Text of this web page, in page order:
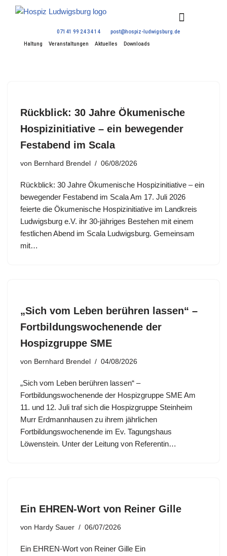
07141 99 24 34 14 post@hospiz-ludwigsburg.de
Haltung Veranstaltungen Aktuelles Downloads
Rückblick: 30 Jahre Ökumenische
Hospizinitiative – ein bewegender
Festabend im Scala
von Bernhard Brendel 06/08/2026
Rückblick: 30 Jahre Ökumenische Hospizinitiative – ein
bewegender Festabend im Scala Am 17. Juli 2026
feierte die Ökumenische Hospizinitiative im Landkreis
Ludwigsburg e.V. ihr 30-jähriges Bestehen mit einem
festlichen Abend im Scala Ludwigsburg. Gemeinsam
mit…
„Sich vom Leben berühren lassen“ –
Fortbildungswochenende der
Hospizgruppe SME
von Bernhard Brendel 04/08/2026
„Sich vom Leben berühren lassen“ –
Fortbildungswochenende der Hospizgruppe SME Am
11. und 12. Juli traf sich die Hospizgruppe Steinheim
Murr Erdmannhausen zu ihrem jährlichen
Fortbildungswochenende im Ev. Tagungshaus
Löwenstein. Unter der Leitung von Referentin…
Ein EHREN-Wort von Reiner Gille
von Hardy Sauer 06/07/2026
Ein EHREN-Wort von Reiner Gille Ein